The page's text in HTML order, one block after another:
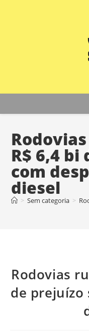
R$ 6,4 bi
com
diesel
> Sem categoria >
Rodovias
de prejuízo